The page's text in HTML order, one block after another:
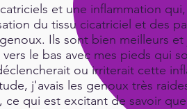
et une inflammation
du tissu cicatriciel et des
Ils sont bien meilleurs
le bas avec mes pieds qui
ou irriterait cette
j'avais les genoux très
qui est excitant de savoir